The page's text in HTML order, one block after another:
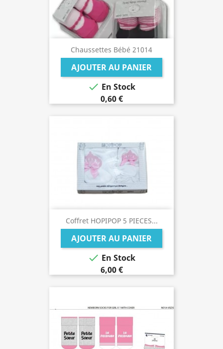
Chaussettes Bébé 21014
AJOUTER AU PANIER
 En Stock
0,60 €
Coffret HOPIPOP 5 PIECES...
AJOUTER AU PANIER
 En Stock
6,00 €